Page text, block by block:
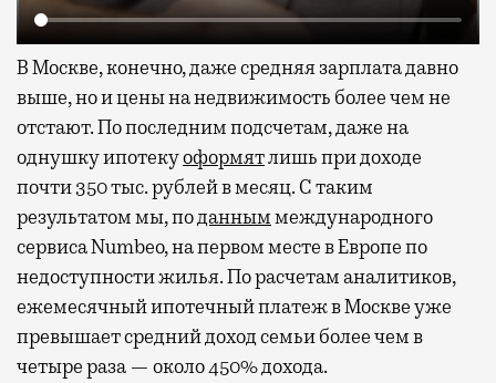
В Москве, конечно, даже средняя зарплата давно
выше, но и цены на недвижимость более чем не
отстают. По последним подсчетам, даже на
однушку ипотекуоформятлишь при доходе
почти 350 тыс. рублей в месяц. С таким
результатом мы, поданныммеждународного
сервиса Numbeo, на первом месте в Европе по
недоступности жилья. По расчетам аналитиков,
ежемесячный ипотечный платеж в Москве уже
превышает средний доход семьи более чем в
четыре раза — около 450% дохода.